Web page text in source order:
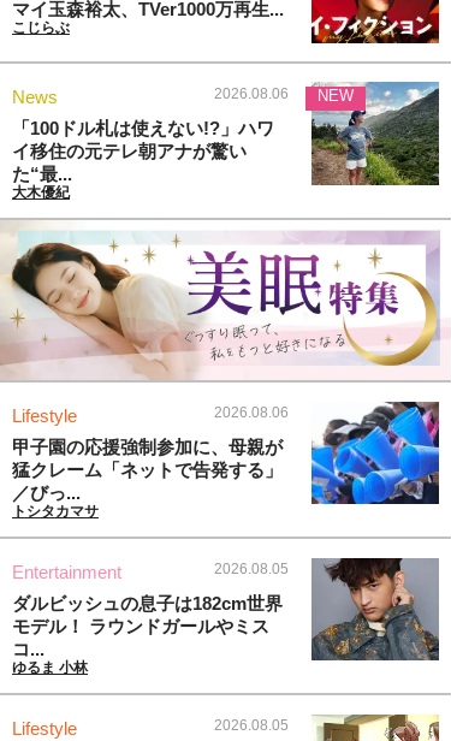
マイ玉森裕太、TVer1000万再生...
こじらぶ
News 2026.08.06
「100ドル札は使えない!?」ハワ
イ移住の元テレ朝アナが驚い
た“最...
大木優紀
NEW
Lifestyle 2026.08.06
甲子園の応援強制参加に、母親が
猛クレーム「ネットで告発する」
／びっ...
トシタカマサ
Entertainment 2026.08.05
ダルビッシュの息子は182cm世界
モデル！ ラウンドガールやミス
コ...
ゆるま 小林
Lifestyle 2026.08.05